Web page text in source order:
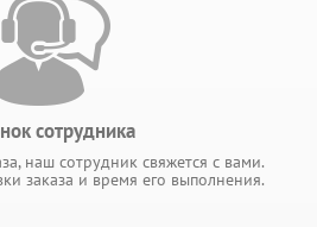
сотрудника
наш сотрудник свяжется с вами.
заказа и время его выполнения.